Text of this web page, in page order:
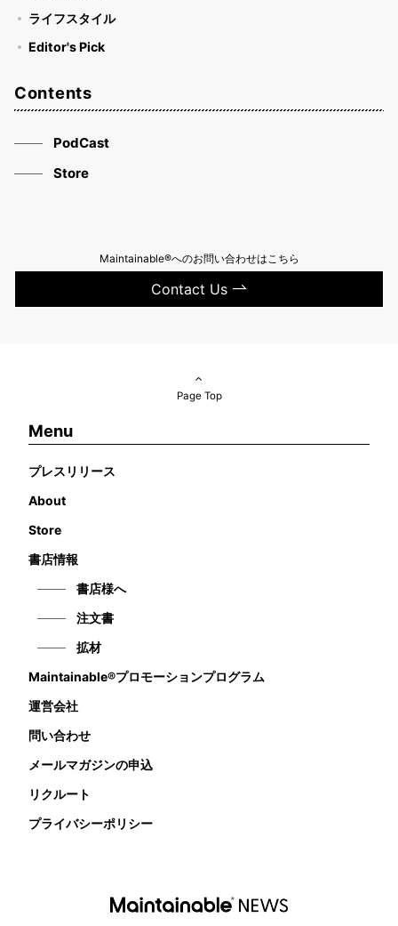
ライフスタイル
Editor's Pick
Contents
PodCast
Store
Maintainable®へのお問い合わせはこちら
Contact Us
Page Top
Menu
プレスリリース
About
Store
書店情報
書店様へ
注文書
拡材
Maintainable®プロモーションプログラム
運営会社
問い合わせ
メールマガジンの申込
リクルート
プライバシーポリシー